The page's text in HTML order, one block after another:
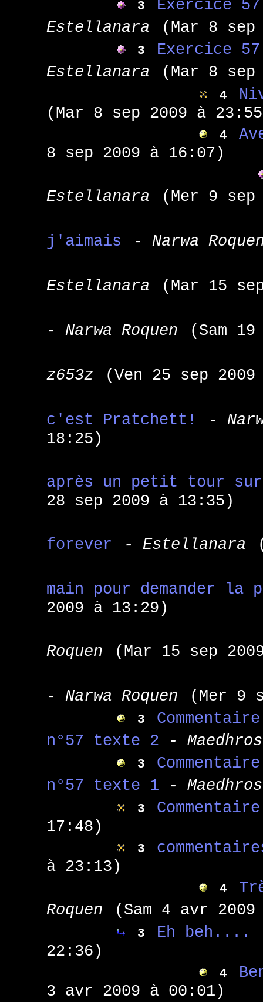
3
Exercice
Estellanara
(Mar 8
3
Exercice
Estellanara
(Mar 8
4
(Mar 8 sep 2009 à
4
8 sep 2009 à 16:07)
Estellanara (Mer 9
j'aimais - Narwa
Estellanara (Mar 15
- Narwa Roquen (Sam
z653z (Ven 25 sep
c'est Pratchett!
-
18:25)
après un petit tour
28 sep 2009 à 13:35)
forever - Estellanara
main pour demander la
2009 à 13:29)
Roquen (Mar 15 sep
- Narwa Roquen (Mer 9
3
n°57 texte 2
- Maedhros
3
n°57 texte 1
- Maedhros
3
Commentaire
17:48)
3
à 23:13)
4
Roquen
(Sam 4 avr
3 Eh beh....
22:36)
4
3 avr 2009 à 00:01)